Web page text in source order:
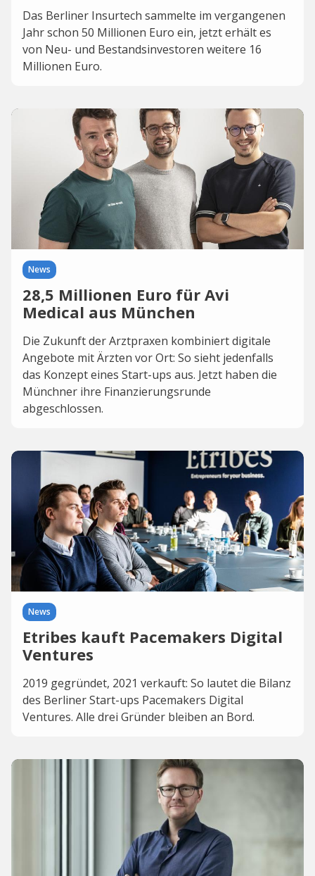
Das Berliner Insurtech sammelte im vergangenen
Jahr schon 50 Millionen Euro ein, jetzt erhält es
von Neu- und Bestandsinvestoren weitere 16
Millionen Euro.
News
28,5 Millionen Euro für Avi
Medical aus München
Die Zukunft der Arztpraxen kombiniert digitale
Angebote mit Ärzten vor Ort: So sieht jedenfalls
das Konzept eines Start-ups aus. Jetzt haben die
Münchner ihre Finanzierungsrunde
abgeschlossen.
News
Etribes kauft Pacemakers Digital
Ventures
2019 gegründet, 2021 verkauft: So lautet die Bilanz
des Berliner Start-ups Pacemakers Digital
Ventures. Alle drei Gründer bleiben an Bord.